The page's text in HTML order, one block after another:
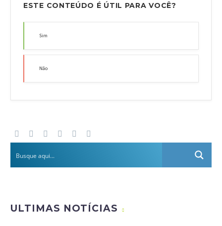
ESTE CONTEÚDO É ÚTIL PARA VOCÊ?
Sim
Não
ULTIMAS NOTÍCIAS